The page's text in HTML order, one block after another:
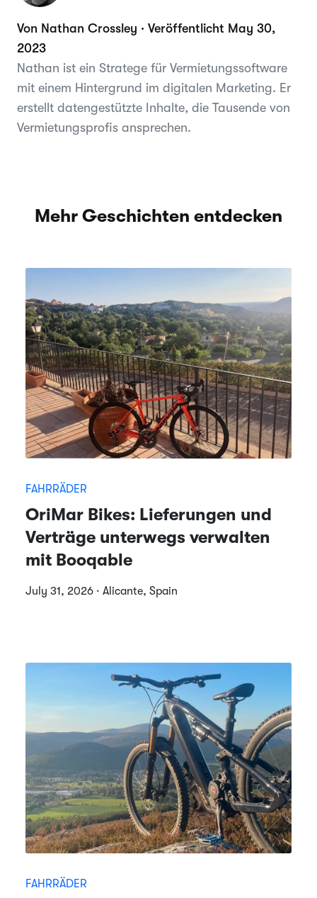
Von Nathan Crossley · Veröffentlicht May 30,
2023
Nathan ist ein Stratege für Vermietungssoftware
mit einem Hintergrund im digitalen Marketing. Er
erstellt datengestützte Inhalte, die Tausende von
Vermietungsprofis ansprechen.
Mehr Geschichten entdecken
FAHRRÄDER
OriMar Bikes: Lieferungen und
Verträge unterwegs verwalten
mit Booqable
July 31, 2026 · Alicante, Spain
FAHRRÄDER